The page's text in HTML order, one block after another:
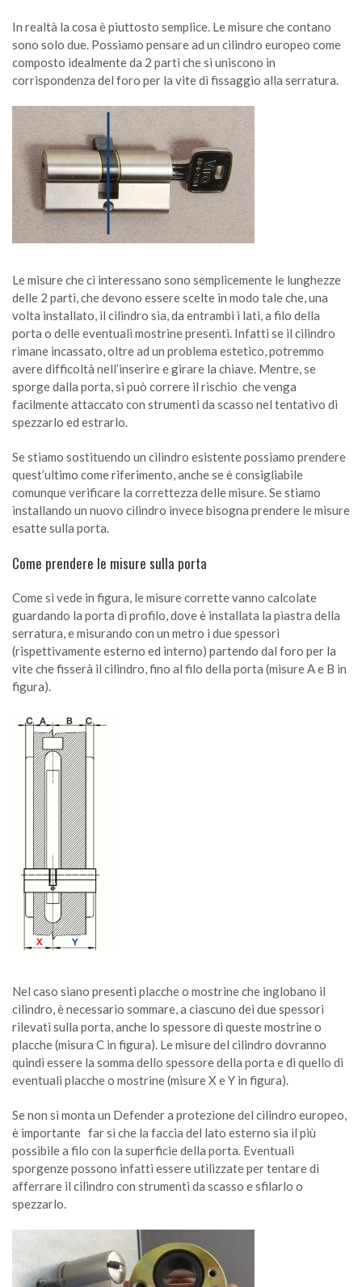
In realtà la cosa è piuttosto semplice. Le misure che contano
sono solo due. Possiamo pensare ad un cilindro europeo come
composto idealmente da 2 parti che si uniscono in
corrispondenza del foro per la vite di fissaggio alla serratura.
Le misure che ci interessano sono semplicemente le lunghezze
delle 2 parti, che devono essere scelte in modo tale che, una
volta installato, il cilindro sia, da entrambi i lati, a filo della
porta o delle eventuali mostrine presenti. Infatti se il cilindro
rimane incassato, oltre ad un problema estetico, potremmo
avere difficoltà nell’inserire e girare la chiave. Mentre, se
sporge dalla porta, si può correre il rischio che venga
facilmente attaccato con strumenti da scasso nel tentativo di
spezzarlo ed estrarlo.
Se stiamo sostituendo un cilindro esistente possiamo prendere
quest’ultimo come riferimento, anche se è consigliabile
comunque verificare la correttezza delle misure. Se stiamo
installando un nuovo cilindro invece bisogna prendere le misure
esatte sulla porta.
Come prendere le misure sulla porta
Come si vede in figura, le misure corrette vanno calcolate
guardando la porta di profilo, dove è installata la piastra della
serratura, e misurando con un metro i due spessori
(rispettivamente esterno ed interno) partendo dal foro per la
vite che fisserà il cilindro, fino al filo della porta (misure A e B in
figura).
Nel caso siano presenti placche o mostrine che inglobano il
cilindro, è necessario sommare, a ciascuno dei due spessori
rilevati sulla porta, anche lo spessore di queste mostrine o
placche (misura C in figura). Le misure del cilindro dovranno
quindi essere la somma dello spessore della porta e di quello di
eventuali placche o mostrine (misure X e Y in figura).
Se non si monta un Defender a protezione del cilindro europeo,
è importante far sì che la faccia del lato esterno sia il più
possibile a filo con la superficie della porta. Eventuali
sporgenze possono infatti essere utilizzate per tentare di
afferrare il cilindro con strumenti da scasso e sfilarlo o
spezzarlo.